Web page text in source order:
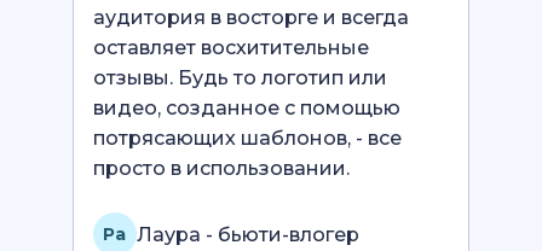
аудитория в восторге и всегда
оставляет восхитительные
отзывы. Будь то логотип или
видео, созданное с помощью
потрясающих шаблонов, - все
просто в использовании.
Pa Лаура - бьюти-влогер